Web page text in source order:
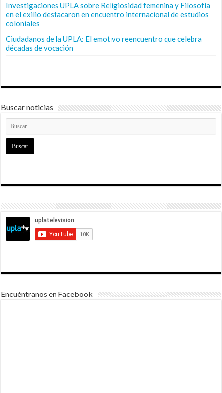
Investigaciones UPLA sobre Religiosidad femenina y Filosofía
en el exilio destacaron en encuentro internacional de estudios
coloniales
Ciudadanos de la UPLA: El emotivo reencuentro que celebra
décadas de vocación
Buscar noticias
Encuéntranos en Facebook